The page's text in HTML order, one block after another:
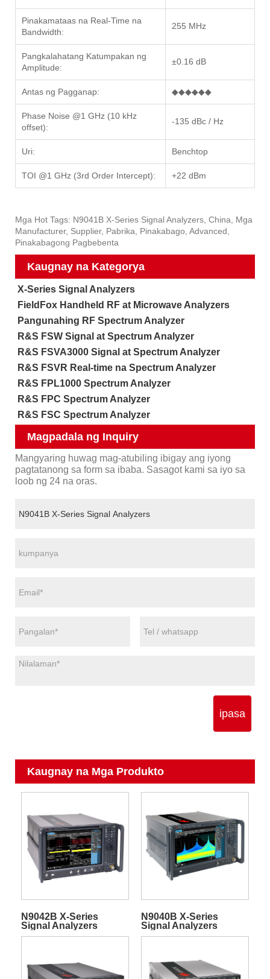
Pinakamataas na Real-Time na
Bandwidth:
255 MHz
Pangkalahatang Katumpakan ng
Amplitude:
±0.16 dB
Antas ng Pagganap: ◆◆◆◆◆◆
Phase Noise @1 GHz (10 kHz
offset):
-135 dBc / Hz
Uri: Benchtop
TOI @1 GHz (3rd Order Intercept): +22 dBm
Mga Hot Tags: N9041B X-Series Signal Analyzers, China, Mga
Manufacturer, Supplier, Pabrika, Pinakabago, Advanced,
Pinakabagong Pagbebenta
Kaugnay na Kategorya
X-Series Signal Analyzers
FieldFox Handheld RF at Microwave Analyzers
Pangunahing RF Spectrum Analyzer
R&S FSW Signal at Spectrum Analyzer
R&S FSVA3000 Signal at Spectrum Analyzer
R&S FSVR Real-time na Spectrum Analyzer
R&S FPL1000 Spectrum Analyzer
R&S FPC Spectrum Analyzer
R&S FSC Spectrum Analyzer
Magpadala ng Inquiry
Mangyaring huwag mag-atubiling ibigay ang iyong
pagtatanong sa form sa ibaba. Sasagot kami sa iyo sa
loob ng 24 na oras.
ipasa
Kaugnay na Mga Produkto
N9042B X-Series
Signal Analyzers
N9040B X-Series
Signal Analyzers